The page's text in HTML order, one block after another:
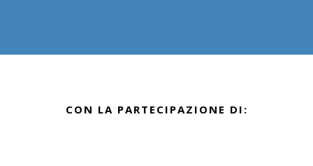
CON LA PARTECIPAZIONE DI: